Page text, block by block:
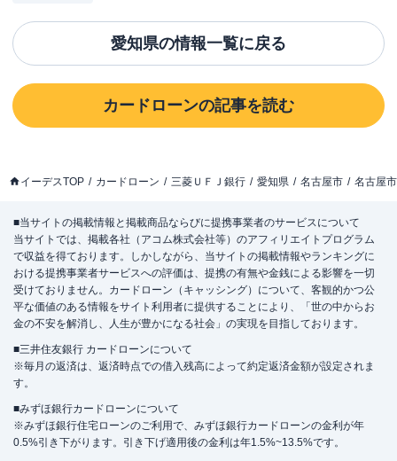
愛知県の情報一覧に戻る
カードローンの記事を読む
イーデスTOP カードローン 三菱ＵＦＪ銀行 愛知県 名古屋市 名古屋
■当サイトの掲載情報と掲載商品ならびに提携事業者のサービスについて
当サイトでは、掲載各社（アコム株式会社等）のアフィリエイトプログラム
で収益を得ております。しかしながら、当サイトの掲載情報やランキングに
おける提携事業者サービスへの評価は、提携の有無や金銭による影響を一切
受けておりません。カードローン（キャッシング）について、客観的かつ公
平な価値のある情報をサイト利用者に提供することにより、「世の中からお
金の不安を解消し、人生が豊かになる社会」の実現を目指しております。
■三井住友銀行 カードローンについて
※毎月の返済は、返済時点での借入残高によって約定返済金額が設定されま
す。
■みずほ銀行カードローンについて
※みずほ銀行住宅ローンのご利用で、みずほ銀行カードローンの金利が年
0.5%引き下がります。引き下げ適用後の金利は年1.5%~13.5%です。